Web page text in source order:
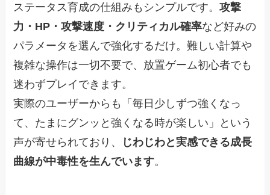
ステータス育成の仕組みもシンプルです。攻撃
力・HP・攻撃速度・クリティカル確率など好みの
パラメータを選んで強化するだけ。難しい計算や
複雑な操作は一切不要で、放置ゲーム初心者でも
迷わずプレイできます。
実際のユーザーからも「毎日少しずつ強くなっ
て、たまにグンッと強くなる時が楽しい」という
声が寄せられており、
じわじわと実感できる成長
曲線が中毒性を生んでいます。